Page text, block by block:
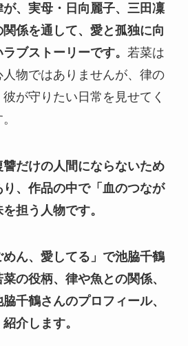
、実母・日向麗子、三田凜
係を通して、愛と孤独に向
ブストーリーです。 若菜は
物ではありませんが、律の
が守りたい日常を見せてく
だけの人間にならないため
、作品の中で「血のつなが
担う人物です。
ん、愛してる」で池脇千鶴
の役柄、律や魚との関係、
千鶴さんのプロフィール、
介します。